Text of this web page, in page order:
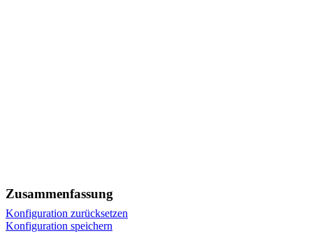
Zusammenfassung
Konfiguration zurücksetzen
Konfiguration speichern